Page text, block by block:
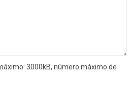
3000kB, número máximo de